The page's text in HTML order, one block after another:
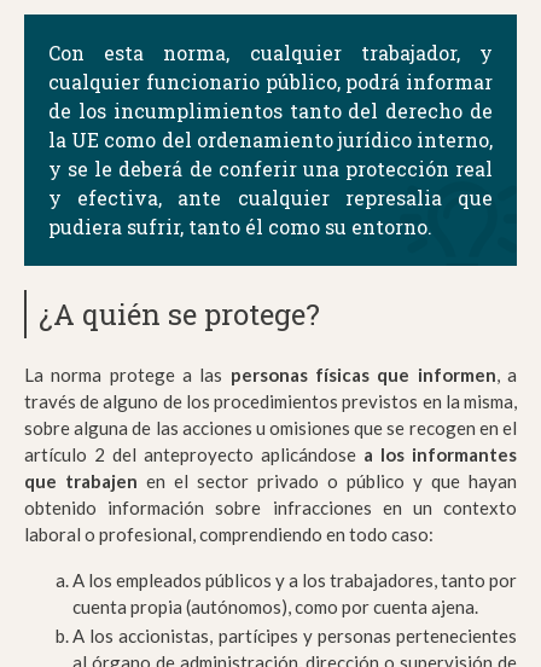
Con esta norma, cualquier trabajador, y
cualquier funcionario público, podrá informar
de los incumplimientos tanto del derecho de
la UE como del ordenamiento jurídico interno,
y se le deberá de conferir una protección real
y efectiva, ante cualquier represalia que
pudiera sufrir, tanto él como su entorno.
¿A quién se protege?
La norma protege a las personas físicas que informen, a
través de alguno de los procedimientos previstos en la misma,
sobre alguna de las acciones u omisiones que se recogen en el
artículo 2 del anteproyecto aplicándose a los informantes
que trabajen en el sector privado o público y que hayan
obtenido información sobre infracciones en un contexto
laboral o profesional, comprendiendo en todo caso:
A los empleados públicos y a los trabajadores, tanto por
cuenta propia (autónomos), como por cuenta ajena.
A los accionistas, partícipes y personas pertenecientes
al órgano de administración, dirección o supervisión de